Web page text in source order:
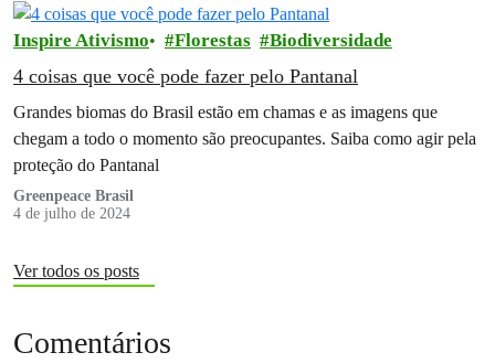
Inspire Ativismo Florestas Biodiversidade
4 coisas que você pode fazer pelo Pantanal
Grandes biomas do Brasil estão em chamas e as imagens que
chegam a todo o momento são preocupantes. Saiba como agir pela
proteção do Pantanal
Greenpeace Brasil
4 de julho de 2024
Ver todos os posts
Comentários